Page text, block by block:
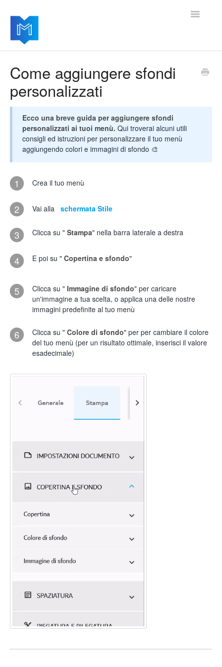
Toggle
Per iniziare
Aggiungere moduli avanzati
Come aggiungere sfondi
personalizzati
Ecco una breve guida per aggiungere sfondi
personalizzati ai tuoi menù. Qui troverai alcuni utili
consigli ed istruzioni per personalizzare il tuo menù
aggiungendo colori e immagini di sfondo 🎨
1 Crea il tuo menù
2 Vai alla schermata Stile
3 Clicca su " Stampa" nella barra laterale a destra
4 E poi su " Copertina e sfondo"
5 Clicca su " Immagine di sfondo" per caricare
un'immagine a tua scelta, o applica una delle nostre
immagini predefinite al tuo menù
6 Clicca su " Colore di sfondo" per per cambiare il colore
del tuo menù (per un risultato ottimale, inserisci il valore
esadecimale)